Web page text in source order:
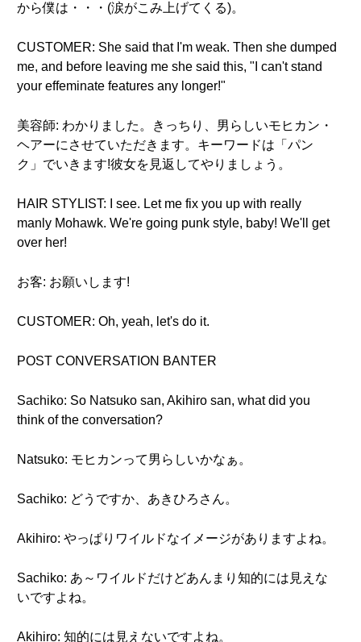
から僕は・・・(涙がこみ上げてくる)。
CUSTOMER: She said that I'm weak. Then she dumped
me, and before leaving me she said this, "I can't stand
your effeminate features any longer!"
美容師: わかりました。きっちり、男らしいモヒカン・
ヘアーにさせていただきます。キーワードは「パン
ク」でいきます!彼女を見返してやりましょう。
HAIR STYLIST: I see. Let me fix you up with really
manly Mohawk. We're going punk style, baby! We'll get
over her!
お客: お願いします!
CUSTOMER: Oh, yeah, let's do it.
POST CONVERSATION BANTER
Sachiko: So Natsuko san, Akihiro san, what did you
think of the conversation?
Natsuko: モヒカンって男らしいかなぁ。
Sachiko: どうですか、あきひろさん。
Akihiro: やっぱりワイルドなイメージがありますよね。
Sachiko: あ～ワイルドだけどあんまり知的には見えな
いですよね。
Akihiro: 知的には見えないですよね。